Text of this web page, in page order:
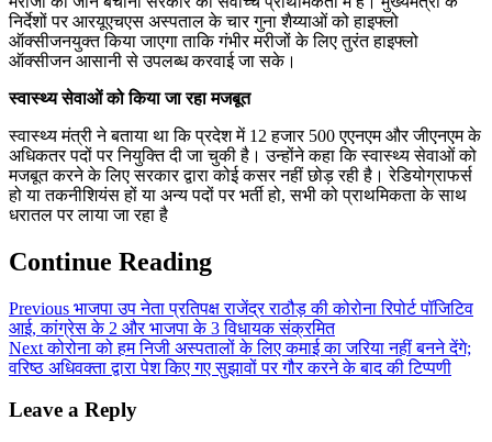
निर्देशों पर आरयूएचएस अस्पताल के चार गुना शैय्याओं को हाइफ्लो
ऑक्सीजनयुक्त किया जाएगा ताकि गंभीर मरीजों के लिए तुरंत हाइफ्लो
ऑक्सीजन आसानी से उपलब्ध करवाई जा सके।
स्वास्थ्य सेवाओं को किया जा रहा मजबूत
स्वास्थ्य मंत्री ने बताया था कि प्रदेश में 12 हजार 500 एएनएम और जीएनएम के
अधिकतर पदों पर नियुक्ति दी जा चुकी है। उन्होंने कहा कि स्वास्थ्य सेवाओं को
मजबूत करने के लिए सरकार द्वारा कोई कसर नहीं छोड़ रही है। रेडियोग्राफर्स
हो या तकनीशियंस हों या अन्य पदों पर भर्ती हो, सभी को प्राथमिकता के साथ
धरातल पर लाया जा रहा है
Continue Reading
Previous भाजपा उप नेता प्रतिपक्ष राजेंद्र राठौड़ की कोरोना रिपोर्ट पॉजिटिव
आई, कांग्रेस के 2 और भाजपा के 3 विधायक संक्रमित
Nextकोरोना को हम निजी अस्पतालों के लिए कमाई का जरिया नहीं बनने देंगे;
वरिष्ठ अधिवक्ता द्वारा पेश किए गए सुझावों पर गौर करने के बाद की टिप्पणी
Leave a Reply